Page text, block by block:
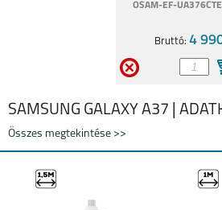
SAMSUNG GALAXY
TAB S10+
TAB S10 ULTRA
OSAM-EF-
Bruttó: 4
SAMSUNG GALAXY A37 |
Összes megtekintése >>